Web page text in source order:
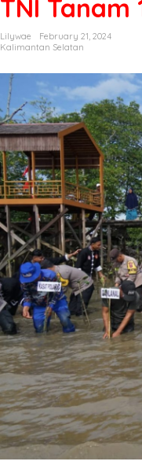
TNI Tanam
Lilywae
February 21, 2024
Kalimantan Selatan